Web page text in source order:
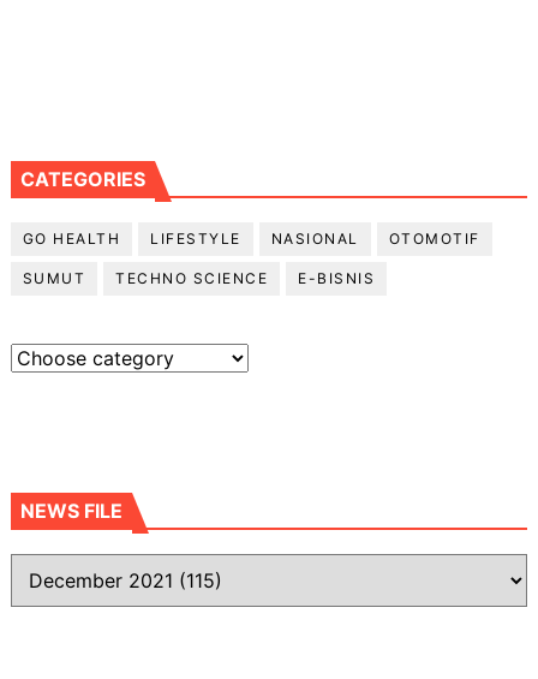
CATEGORIES
GO HEALTH LIFESTYLE NASIONAL OTOMOTIF
SUMUT TECHNO SCIENCE E-BISNIS
NEWS FILE